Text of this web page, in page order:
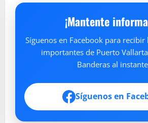
¡Mantente
Síguenos en Facebook para recibir
importantes de Puerto
Banderas al
Síguenos en